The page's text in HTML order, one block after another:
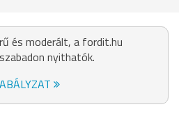
és moderált, a fordit.hu
nyithatók.